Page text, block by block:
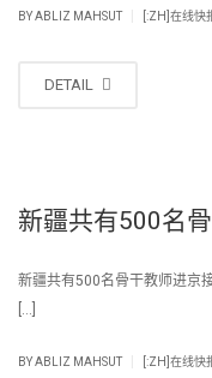
BYABLIZ MAHSUT [:ZH]在线快
DETAIL
新疆共有500名
新疆共有500名骨干教师
[…]
BYABLIZ MAHSUT [:ZH]在线快